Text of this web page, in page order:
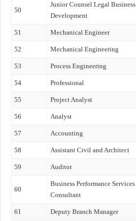
50
Junior Counsel Legal Business
Development
51 Mechanical Engineer
52 Mechanical Engineering
53 Process Engineering
54 Professional
55 Project Analyst
56 Analyst
57 Accounting
58 Assistant Civil and Architect
59 Auditor
60
Business Performance Services
Consultant
61 Deputy Branch Manager